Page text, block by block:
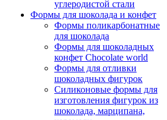
углеродистой стали
Формы для шоколада и конфет
Формы поликарбонатные
для шоколада
Формы для шоколадных
конфет Сhocolate world
Формы для отливки
шоколадных фигурок
Силиконовые формы для
изготовления фигурок из
шоколада, марципана,